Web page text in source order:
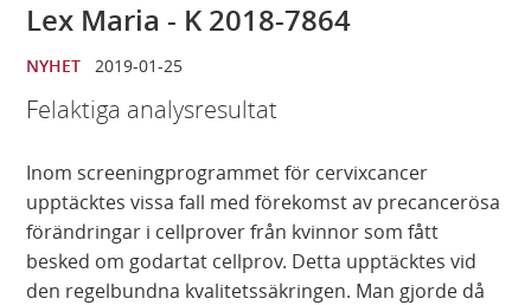
Lex Maria - K 2018-7864
NYHET 2019-01-25
Felaktiga analysresultat
Inom screeningprogrammet för cervixcancer
upptäcktes vissa fall med förekomst av precancerösa
förändringar i cellprover från kvinnor som fått
besked om godartat cellprov. Detta upptäcktes vid
den regelbundna kvalitetssäkringen. Man gjorde då